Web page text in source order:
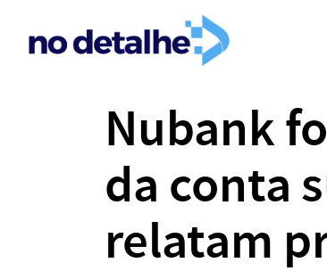
Nubank
da conta
relatam